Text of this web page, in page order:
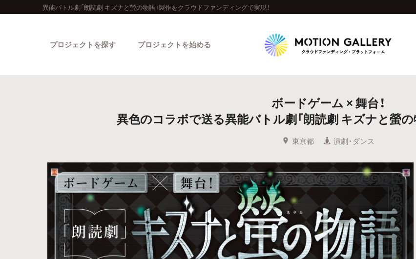
異能バトル劇「朗読劇 キズナと螢の物語」製作をクラウドファンディングで実現！
プロジェクトを探す
人気のプロジェクト 新着プロジェクト 終了間近のプ
Feature
カテゴリーから探す タグから探す キュレーターから探す 特集から
Legendary
最新達成プロジェクト 調達額が大きいプロジェク
プロジェクトを始める
ボードゲーム × 舞台！
異色のコラボで送る異能バトル劇「朗読劇 キズナと螢
東京都 演劇・ダンス